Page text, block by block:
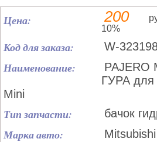
Цена: 200
10%
Код для заказа: W-
Наименование:
PAJERO
ГУРА для
Mini
Тип запчасти: бачок
Марка авто: Mitsubishi